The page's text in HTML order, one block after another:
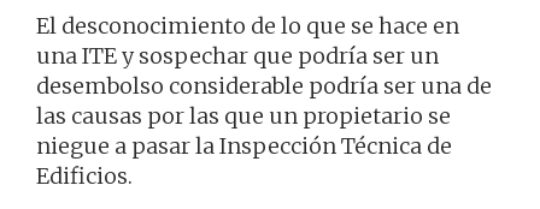
El desconocimiento de lo que se hace en
una ITE y sospechar que podría ser un
desembolso considerable podría ser una de
las causas por las que un propietario se
niegue a pasar la Inspección Técnica de
Edificios.